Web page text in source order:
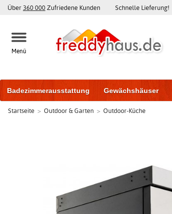
Über 360 000 Zufriedene Kunden Schnelle Lieferung!
Menü
Badezimmerausstattung Gewächshäuser
Gartenhäuser und Schuppen Haustüren
Startseite > Outdoor & Garten > Outdoor-Küche